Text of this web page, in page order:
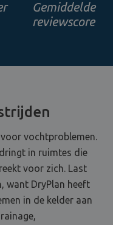
Gemiddelde
reviewscore
vochtproblemen.
in ruimtes die
voor zich. Last
want DryPlan heeft
in de kelder aan